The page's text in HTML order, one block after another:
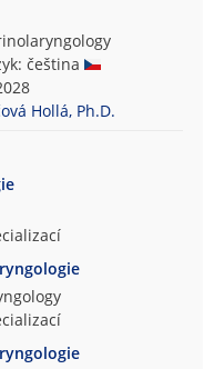
čeština
Hollá, Ph.D.